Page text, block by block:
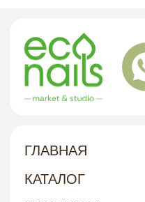
+7 909 800-50-10
INFO@ECONAILSHOP.RU
НАШ
АДРЕС
персональных данных